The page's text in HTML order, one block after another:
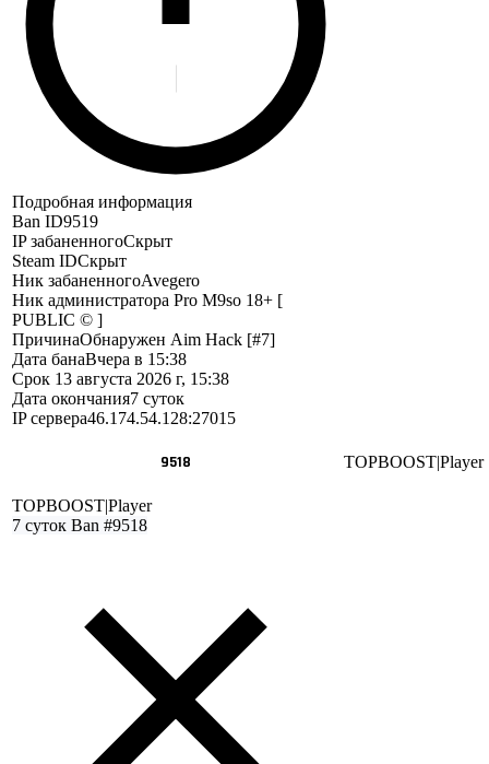
Подробная информация
Ban ID9519
IP забаненногоСкрыт
Steam IDСкрыт
Ник забаненногоAvegero
Ник администратора Pro M9so 18+ [
PUBLIC © ]
ПричинаОбнаружен Aim Hack [#7]
Дата банаВчера в 15:38
Срок 13 августа 2026 г, 15:38
Дата окончания7 суток
IP сервера46.174.54.128:27015
9518 TOPBOOST|Player
TOPBOOST|Player
7 суток Ban #9518